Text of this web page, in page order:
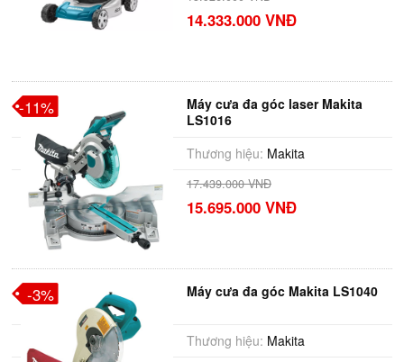
14.333.000 VNĐ
Máy cưa đa góc laser Makita
LS1016
Thương hiệu: Makita
17.439.000 VNĐ
15.695.000 VNĐ
-11%
Máy cưa đa góc Makita LS1040
Thương hiệu: Makita
-3%